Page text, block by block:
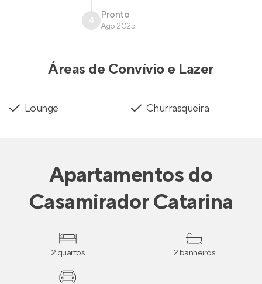
4 Pronto
Ago 2025
Áreas de Convívio e Lazer
Lounge Churrasqueira
Apartamentosdo
Casamirador Catarina
2 quartos 2 banheiros